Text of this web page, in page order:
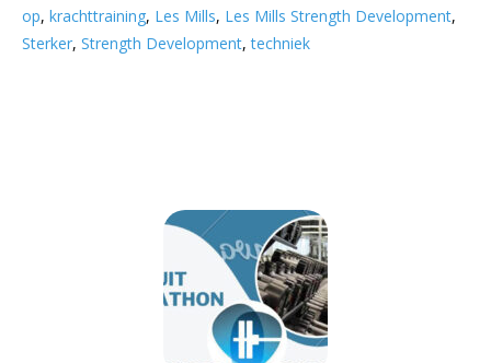
op, krachttraining, Les Mills, Les Mills Strength Development,
Sterker, Strength Development,techniek